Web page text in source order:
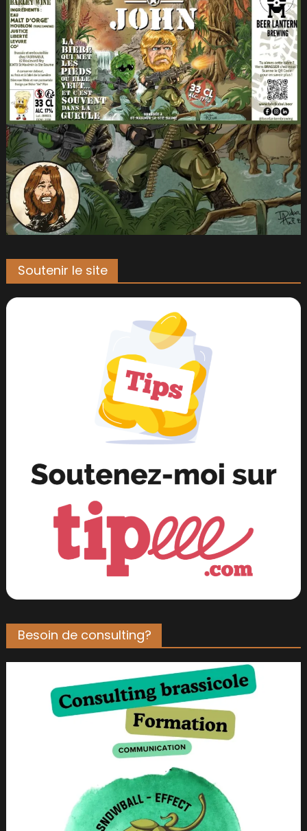
Soutenir le site
Besoin de consulting?